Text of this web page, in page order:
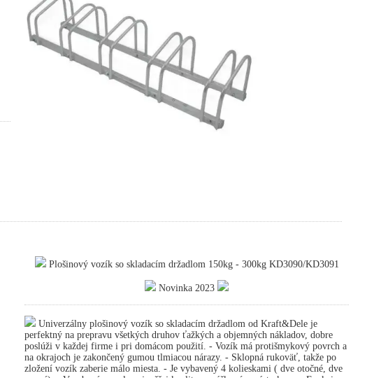
Plošinový vozík so skladacím držadlom 150kg - 300kg KD3090/KD3091
Novinka 2023
Univerzálny plošinový vozík so skladacím držadlom od Kraft&Dele je
perfektný na prepravu všetkých druhov ťažkých a objemných nákladov, dobre
poslúži v každej firme i pri domácom použití. - Vozík má protišmykový povrch a
na okrajoch je zakončený gumou tlmiacou nárazy. - Sklopná rukoväť, takže po
zložení vozík zaberie málo miesta. - Je vybavený 4 kolieskami ( dve otočné, dve